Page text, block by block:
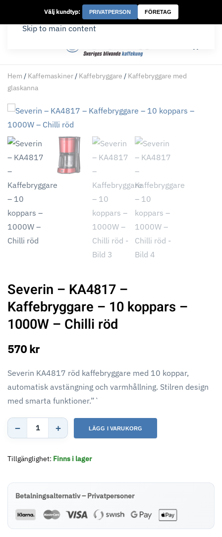
Välj kundtyp: PRIVATPERSON FÖRETAG
Skip to main content
Hem / Kaffemaskiner/ Kaffebryggare / Kaffebryggare med
glaskanna
Severin – KA4817 –
Kaffebryggare – 10 koppars –
1000W – Chilli röd
570 kr
Severin KA4817 röd kaffebryggare med 10 koppar,
automatisk avstängning och varmhållning. Stilren design
med smarta funktioner.”`
Severin
KA4817
Kaffebryggare
10
koppars
− + LÄGG I VARUKORG
Tillgänglighet: Finns i lager
Betalningsalternativ – Privatpersoner